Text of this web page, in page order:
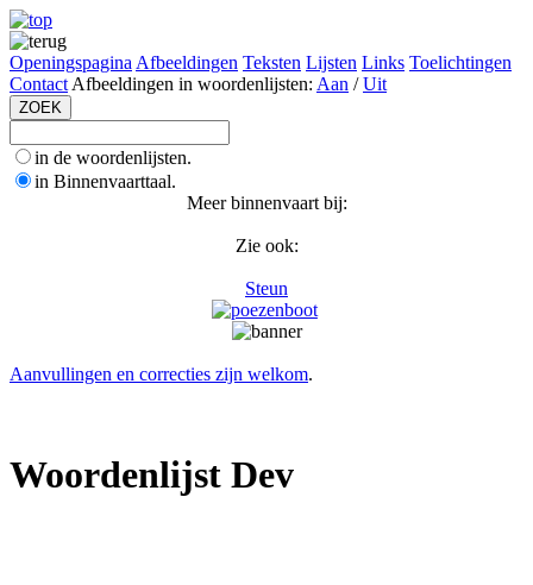
Openingspagina Afbeeldingen Teksten Lijsten Links Toelichtingen
Contact Afbeeldingen in woordenlijsten: Aan /Uit
in de woordenlijsten.
in Binnenvaarttaal.
Meer binnenvaart bij:
Zie ook:
Steun
Aanvullingen en correcties zijn welkom.
Woordenlijst Dev